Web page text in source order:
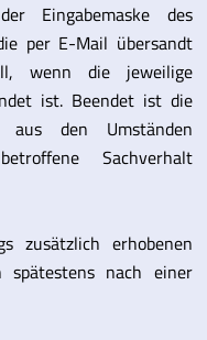
Eingabemaske des
per E-Mail übersandt
wenn die jeweilige
ist. Beendet ist die
den Umständen
Sachverhalt
zusätzlich erhobenen
spätestens nach einer